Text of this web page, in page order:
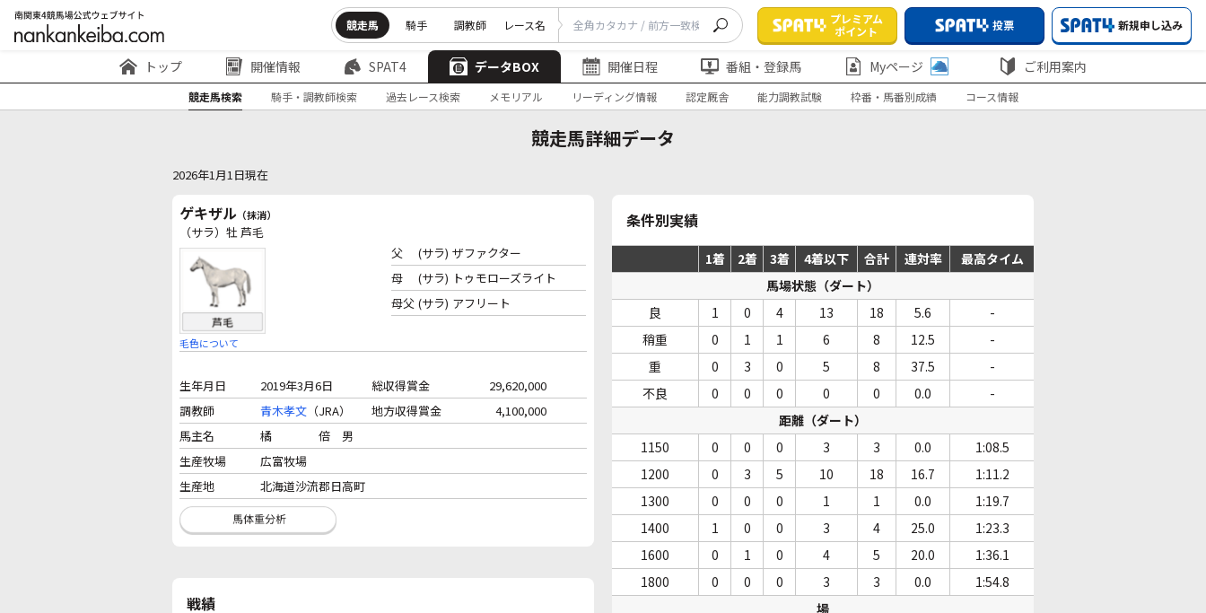
競走馬 騎手 調教師 レース名
プレミアム
ポイント
投票 新規申し込み
トップ 開催情報 SPAT4 データBOX 開催日程 番組・登録馬 Myページ ご利用案内
競走馬検索 騎手・調教師検索 過去レース検索 メモリアル リーディング情報 認定厩舎 能力調教試験 枠番・馬番別成績 コース情報
競走馬詳細データ
2026年1月1日現在
ゲキザル （抹消）
（サラ）牡 芦毛
毛色について
父 (サラ) ザファクター
母
(サラ) トゥモローズライト
母父 (サラ) アフリート
生年月日 2019年3月6日 総収得賞金
29,620,000
調教師
青木孝文 （JRA） 地方収得賞金
4,100,000
馬主名
橘 倍 男
生産牧場
広富牧場
生産地
北海道沙流郡日高町
戦績
条件別実績
1着 2着 3着 4着以下 合計 連対率
最高タイム
馬場状態（ダート）
良
1 0 4 13 18 5.6
-
稍重
0 1 1 6 8 12.5
-
重
0 3 0 5 8 37.5
-
不良
0 0 0 0 0 0.0
-
距離（ダート）
1150
0 0 0 3 3 0.0
1:08.5
1200
0 3 5 10 18 16.7
1:11.2
1300
0 0 0 1 1 0.0
1:19.7
1400
1 0 0 3 4 25.0
1:23.3
1600
0 1 0 4 5 20.0
1:36.1
1800
0 0 0 3 3 0.0
1:54.8
場